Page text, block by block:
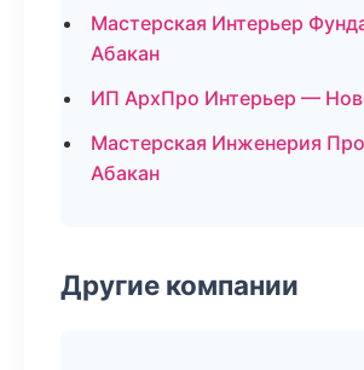
Мастерская Интерьер
Абакан
ИП АрхПро Интерьер —
Мастерская Инженерия
Абакан
Другие компании